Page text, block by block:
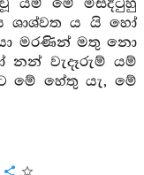
යම් මේ මිසදිටුහු
ශාශ්වත ය යි හෝ
මරණින් මතු නො
වැදෑරුම් යම්
මේ හේතු යැ, මේ